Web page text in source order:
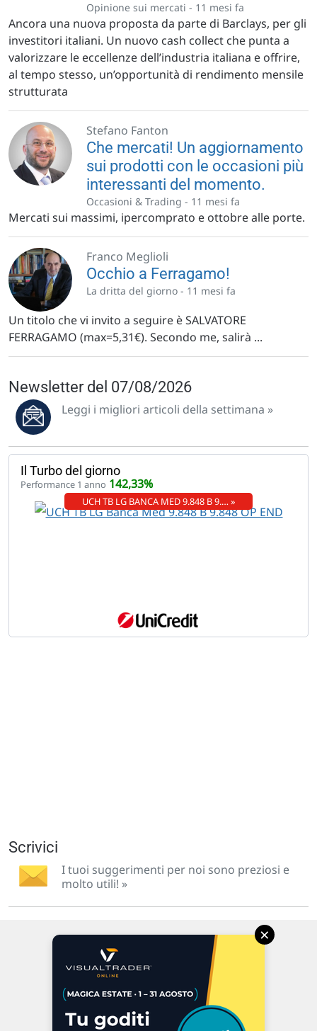
Opinione sui mercati - 11 mesi fa
Ancora una nuova proposta da parte di Barclays, per gli
investitori italiani. Un nuovo cash collect che punta a
valorizzare le eccellenze dell’industria italiana e offrire,
al tempo stesso, un’opportunità di rendimento mensile
strutturata
Stefano Fanton
Che mercati! Un aggiornamento
sui prodotti con le occasioni più
interessanti del momento.
Occasioni & Trading - 11 mesi fa
Mercati sui massimi, ipercomprato e ottobre alle porte.
Franco Meglioli
Occhio a Ferragamo!
La dritta del giorno - 11 mesi fa
Un titolo che vi invito a seguire è SALVATORE
FERRAGAMO (max=5,31€). Secondo me, salirà ...
Newsletter del 07/08/2026
Leggi i migliori articoli della settimana »
Il Turbo del giorno
Performance 1 anno 142,33%
UCH TB LG BANCA MED 9.848 B 9.… »
Scrivici
I tuoi suggerimenti per noi sono preziosi e
molto utili! »
Via Macanno, 38/A
P.IVA 02 452 460 401
×